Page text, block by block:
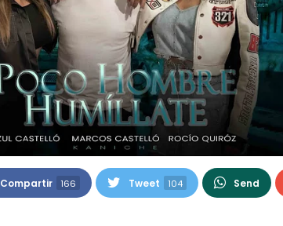
Compartir 166 Tweet 104 Send